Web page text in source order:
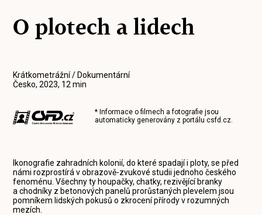
O plotech a lidech
Krátkometrážní / Dokumentární
Česko, 2023, 12 min
* Informace o filmech a fotografie jsou
automaticky generovány z portálucsfd.cz.
Ikonografie zahradních kolonií, do které spadají i ploty, se před
námi rozprostírá v obrazově-zvukové studii jednoho českého
fenoménu. Všechny ty houpačky, chatky, rezivějící branky
a chodníky z betonových panelů prorůstaných plevelem jsou
pomníkem lidských pokusů o zkrocení přírody v rozumných
mezích.